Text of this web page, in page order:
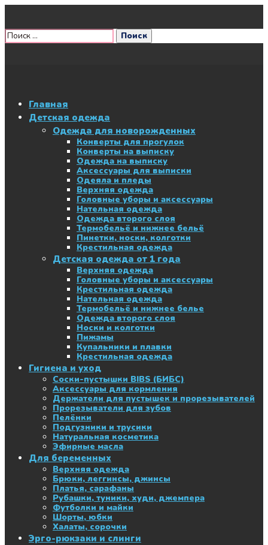
Главная
Детская одежда
Одежда для новорожденных
Конверты для прогулок
Конверты на выписку
Одежда на выписку
Аксессуары для выписки
Одеяла и пледы
Верхняя одежда
Головные уборы и аксессуары
Нательная одежда
Одежда второго слоя
Термобельё и нижнее бельё
Пинетки, носки, колготки
Крестильная одежда
Детская одежда от 1 года
Верхняя одежда
Головные уборы и аксессуары
Крестильная одежда
Нательная одежда
Термобельё и нижнее белье
Одежда второго слоя
Носки и колготки
Пижамы
Купальники и плавки
Крестильная одежда
Гигиена и уход
Соски-пустышки BIBS (БИБС)
Аксессуары для кормления
Держатели для пустышек и прорезывателей
Прорезыватели для зубов
Пелёнки
Подгузники и трусики
Натуральная косметика
Эфирные масла
Для беременных
Верхняя одежда
Брюки, леггинсы, джинсы
Платья, сарафаны
Рубашки, туники, худи, джемпера
Футболки и майки
Шорты, юбки
Халаты, сорочки
Эрго-рюкзаки и слинги